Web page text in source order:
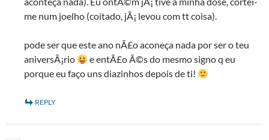
me num joelho (coitado, jÃ¡ levou com tt coisa).
pode ser que este ano nÃ£o aconeça nada por ser o teu
aniversÃ¡rio
e entÃ£o Ã©s do mesmo signo q eu
porque eu faço uns diazinhos depois de ti!
REPLY